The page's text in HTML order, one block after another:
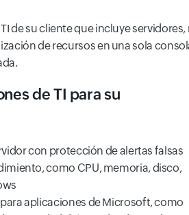
de su cliente que incluye
de recursos en una sola
de TI para su
con protección de alertas falsas
como CPU, memoria, disco,
aplicaciones de Microsoft, como